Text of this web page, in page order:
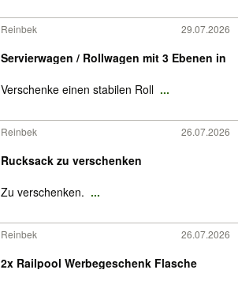
Reinbek 29.07.2026
Servierwagen / Rollwagen mit 3 Ebenen in
Verschenke einen stabilen Roll ...
Reinbek 26.07.2026
Rucksack zu verschenken
Zu verschenken. ...
Reinbek 26.07.2026
2x Railpool Werbegeschenk Flasche